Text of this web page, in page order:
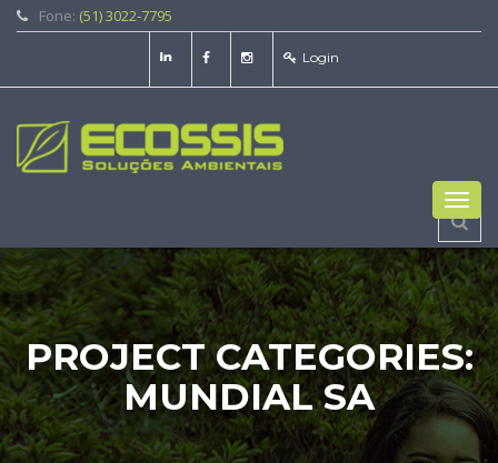
Fone: (51) 3022-7795
Login
PROJECT CATEGORIES:
MUNDIAL SA